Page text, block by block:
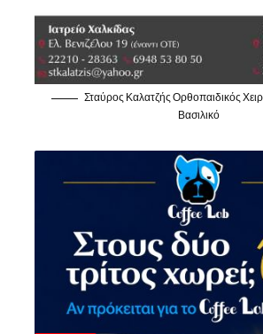
Σταύρος Καλατζής Ορθοπαιδικός
Βασιλικό